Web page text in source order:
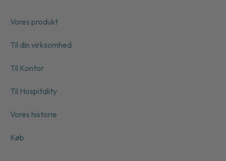
Vores produkt
Til din virksomhed
Til Kontor
Til Hospitality
Vores historie
Køb